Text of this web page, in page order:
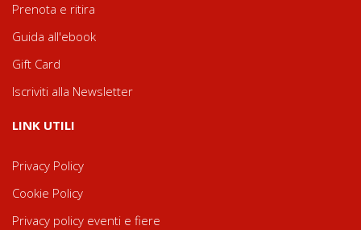
Prenota e ritira
Guida all'ebook
Gift Card
Iscriviti alla Newsletter
LINK UTILI
Privacy Policy
Cookie Policy
Privacy policy eventi e fiere